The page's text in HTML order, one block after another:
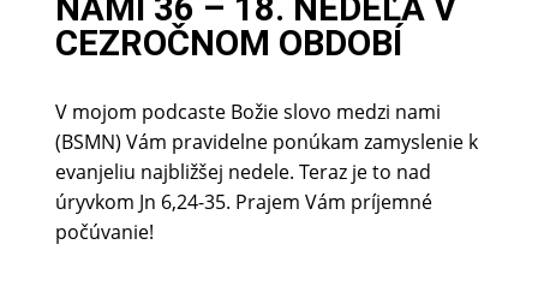
NAMI 36 – 18. NEDEĽA V
CEZROČNOM OBDOBÍ
V mojom podcaste Božie slovo medzi nami
(BSMN) Vám pravidelne ponúkam zamyslenie k
evanjeliu najbližšej nedele. Teraz je to nad
úryvkom Jn 6,24-35. Prajem Vám príjemné
počúvanie!